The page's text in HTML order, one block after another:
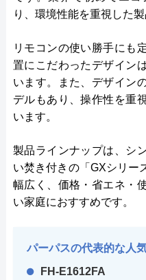
り、環境性能を重視した
リモコンの使い勝手にも
置にこだわったデザイン
います。また、デザイン
デルもあり、操作性を重
います。
製品ラインナップは、シ
い焚き付きの「GXシリー
幅広く、価格・省エネ・
い家庭におすすめです。
パーパスの代表的な人
FH-E1612FA